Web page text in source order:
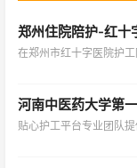
郑州住院陪护-红十
在郑州市红十字医院护
河南中医药大学第
贴心护工平台专业团队